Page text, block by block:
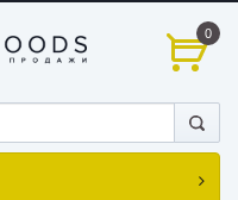
0